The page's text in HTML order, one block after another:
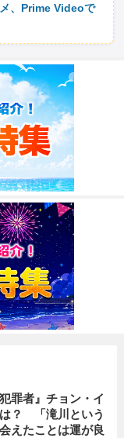
、Prime Videoで
罪者』チョン・イ
？ 「滝川という
えたことは運が良